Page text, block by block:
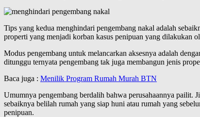
Tips yang kedua menghindari pengembang nakal adalah
properti yang menjadi korban kasus penipuan yang dilakukan
Modus pengembang untuk melancarkan aksesnya adalah
ditunggu ternyata pengembang tak juga membangun jenis
Baca juga : Menilik Program Rumah Murah BTN
Umumnya pengembang berdalih bahwa perusahaannya pailit.
sebaiknya belilah rumah yang siap huni atau rumah yang
penipuan.